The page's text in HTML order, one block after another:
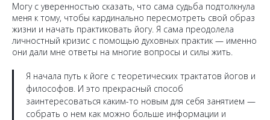
Могу с уверенностью сказать, что сама судьба подтолкнула
меня к тому, чтобы кардинально пересмотреть свой образ
жизни и начать практиковать йогу. Я сама преодолела
личностный кризис с помощью духовных практик — именно
они дали мне ответы на многие вопросы и силы жить.
Я начала путь к йоге с теоретических трактатов йогов и
философов. И это прекрасный способ
заинтересоваться каким-то новым для себя занятием —
собрать о нем как можно больше информации и